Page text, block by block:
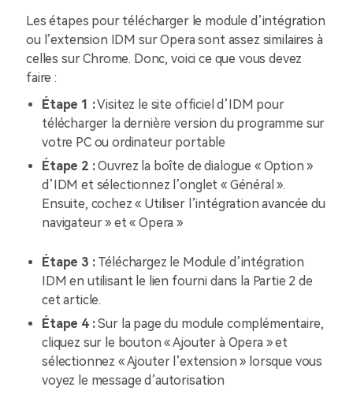
Les étapes pour télécharger le module d’intégration
ou l’extension IDM sur Opera sont assez similaires à
celles sur Chrome. Donc, voici ce que vous devez
faire :
Étape 1 :Visitez le site officiel d’IDM pour
télécharger la dernière version du programme sur
votre PC ou ordinateur portable
Étape 2 :Ouvrez la boîte de dialogue « Option »
d’IDM et sélectionnez l’onglet « Général ».
Ensuite, cochez « Utiliser l’intégration avancée du
navigateur » et « Opera »
Étape 3 :Téléchargez le Module d’intégration
IDM en utilisant le lien fourni dans la Partie 2 de
cet article.
Étape 4 :Sur la page du module complémentaire,
cliquez sur le bouton « Ajouter à Opera » et
sélectionnez « Ajouter l’extension » lorsque vous
voyez le message d’autorisation